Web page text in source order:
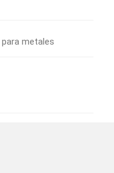
metales